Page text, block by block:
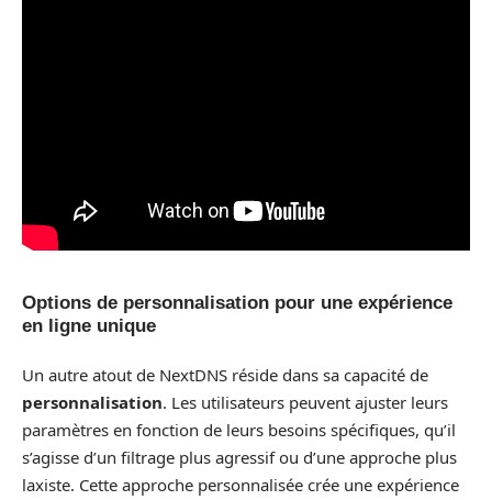
Options de personnalisation pour une expérience
en ligne unique
Un autre atout de NextDNS réside dans sa capacité de
personnalisation. Les utilisateurs peuvent ajuster leurs
paramètres en fonction de leurs besoins spécifiques, qu’il
s’agisse d’un filtrage plus agressif ou d’une approche plus
laxiste. Cette approche personnalisée crée une expérience